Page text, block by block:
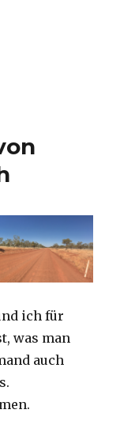
ich für
was man
auch